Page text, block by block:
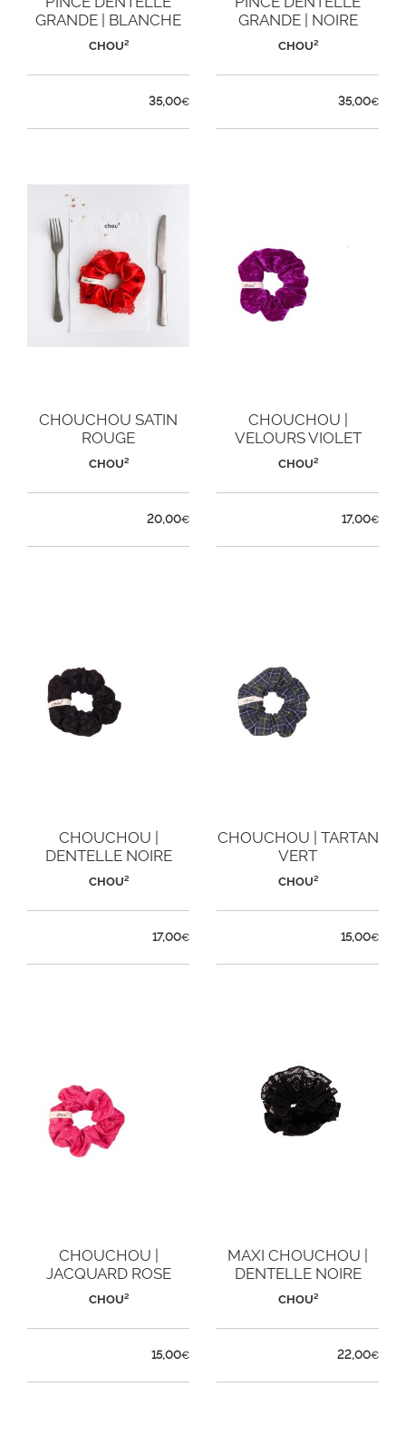
GRANDE | BLANCHE
CHOU²
35,00€
GRANDE | NOIRE
CHOU²
35,00€
CHOUCHOU SATIN
ROUGE
CHOU²
20,00€
CHOUCHOU |
VELOURS VIOLET
CHOU²
17,00€
CHOUCHOU |
DENTELLE NOIRE
CHOU²
17,00€
CHOUCHOU | TARTAN
VERT
CHOU²
15,00€
CHOUCHOU |
JACQUARD ROSE
CHOU²
15,00€
MAXI CHOUCHOU |
DENTELLE NOIRE
CHOU²
22,00€